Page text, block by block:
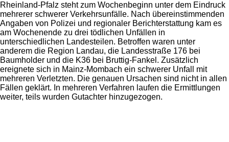
Rheinland-Pfalz steht zum Wochenbeginn unter dem Eindruck
mehrerer schwerer Verkehrsunfälle. Nach übereinstimmenden
Angaben von Polizei und regionaler Berichterstattung kam es
am Wochenende zu drei tödlichen Unfällen in
unterschiedlichen Landesteilen. Betroffen waren unter
anderem die Region Landau, die Landesstraße 176 bei
Baumholder und die K36 bei Bruttig-Fankel. Zusätzlich
ereignete sich in Mainz-Mombach ein schwerer Unfall mit
mehreren Verletzten. Die genauen Ursachen sind nicht in allen
Fällen geklärt. In mehreren Verfahren laufen die Ermittlungen
weiter, teils wurden Gutachter hinzugezogen.